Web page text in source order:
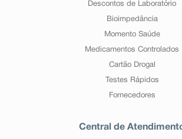
Descontos de Laboratório
Bioimpedância
Momento Saúde
Medicamentos Controlados
Cartão Drogal
Testes Rápidos
Fornecedores
Central de